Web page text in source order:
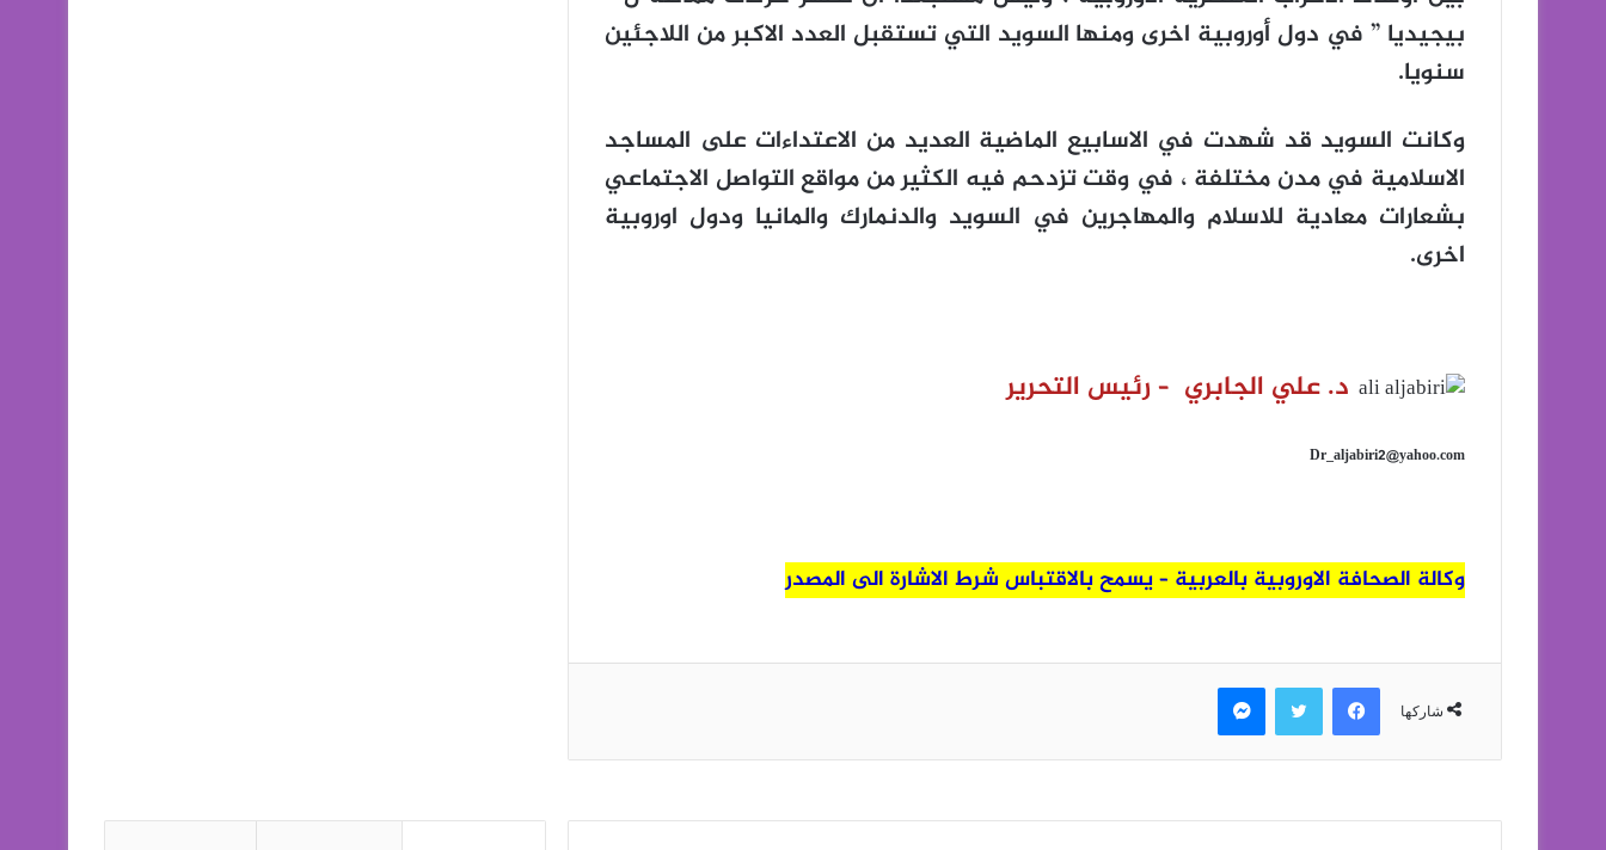
بيجيديا ” في دول أوروبية اخرى ومنها السويد التي تستقبل العدد الاكبر من اللاجئين
سنويا.
وكانت السويد قد شهدت في الاسابيع الماضية العديد من الاعتداءات على المساجد
الاسلامية في مدن مختلفة ، في وقت تزدحم فيه الكثير من مواقع التواصل الاجتماعي
بشعارات معادية للاسلام والمهاجرين في السويد والدنمارك والمانيا ودول اوروبية
اخرى.
د. علي الجابري –رئيس التحرير
Dr_aljabiri2@yahoo.com
وكالة الصحافة الاوروبية بالعربية – يسمح بالاقتباس شرط الاشارة الى المصدر
شاركها
فيسبوك تويتر ماسنجر